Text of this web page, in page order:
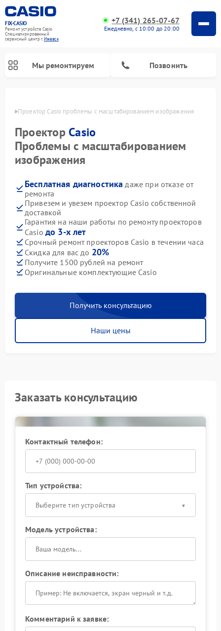
FIX-CASIO
Ремонт устройств Casio
Специализированный
cервисный центр г.Ижевск
+7 (341) 265-07-67
Ежедневно, с 10:00 до 20:00
Мы ремонтируем Позвонить
Проектор Casio проблемы с масштабированием изображения
Проектор Casio
Проблемы с масштабированием
изображения
Бесплатная диагностика даже при отказе от
ремонта
Привезем и увезем проектор Casio собственной
доставкой
Гарантия на наши работы по ремонту проекторов
Casio до 3-х лет
Срочный ремонт проекторов Casio в течении часа
Скидка для вас до 20%
Получите 1500 рублей на ремонт
Оригинальные комплектующие Casio
Получить консультацию
Наши цены
Заказать консультацию
Контактный телефон:
Тип устройства:
Выберите тип устройства
Модель устройства:
Описание неисправности:
Комментарий к заявке: